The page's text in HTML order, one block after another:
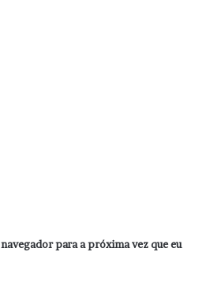
para a próxima vez que eu